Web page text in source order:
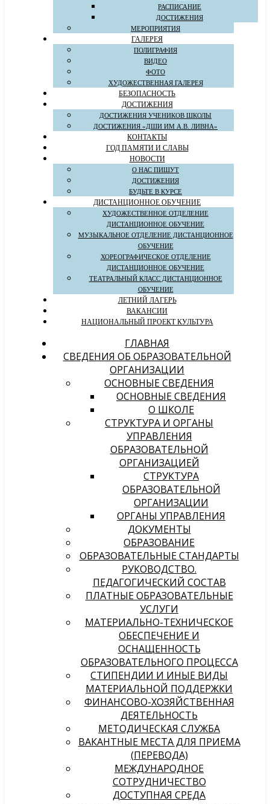
РАСПИСАНИЕ
ДОСТИЖЕНИЯ
МЕРОПРИЯТИЯ
ГАЛЕРЕЯ
ПОЛИГРАФИЯ
ВИДЕО
ФОТО
ХУДОЖЕСТВЕННАЯ ГАЛЕРЕЯ
БЕЗОПАСНОСТЬ
ДОСТИЖЕНИЯ
ДОСТИЖЕНИЯ УЧЕНИКОВ ШКОЛЫ
ДОСТИЖЕНИЯ «ДШИ ИМ А.В. ЛИВНА»
КОНТАКТЫ
ГОД ПАМЯТИ И СЛАВЫ
НОВОСТИ
О НАС ПИШУТ
ДОСТИЖЕНИЯ
БУДЬТЕ В КУРСЕ
ДИСТАНЦИОННОЕ ОБУЧЕНИЕ
ХУДОЖЕСТВЕННОЕ ОТДЕЛЕНИЕ
ДИСТАНЦИОННОЕ ОБУЧЕНИЕ
МУЗЫКАЛЬНОЕ ОТДЕЛЕНИЕ ДИСТАНЦИОННОЕ
ОБУЧЕНИЕ
ХОРЕОГРАФИЧЕСКОЕ ОТДЕЛЕНИЕ
ДИСТАНЦИОННОЕ ОБУЧЕНИЕ
ТЕАТРАЛЬНЫЙ КЛАСС ДИСТАНЦИОННОЕ
ОБУЧЕНИЕ
ЛЕТНИЙ ЛАГЕРЬ
ВАКАНСИИ
НАЦИОНАЛЬНЫЙ ПРОЕКТ КУЛЬТУРА
ГЛАВНАЯ
СВЕДЕНИЯ ОБ ОБРАЗОВАТЕЛЬНОЙ
ОРГАНИЗАЦИИ
ОСНОВНЫЕ СВЕДЕНИЯ
ОСНОВНЫЕ СВЕДЕНИЯ
О ШКОЛЕ
СТРУКТУРА И ОРГАНЫ
УПРАВЛЕНИЯ
ОБРАЗОВАТЕЛЬНОЙ
ОРГАНИЗАЦИЕЙ
СТРУКТУРА
ОБРАЗОВАТЕЛЬНОЙ
ОРГАНИЗАЦИИ
ОРГАНЫ УПРАВЛЕНИЯ
ДОКУМЕНТЫ
ОБРАЗОВАНИЕ
ОБРАЗОВАТЕЛЬНЫЕ СТАНДАРТЫ
РУКОВОДСТВО.
ПЕДАГОГИЧЕСКИЙ СОСТАВ
ПЛАТНЫЕ ОБРАЗОВАТЕЛЬНЫЕ
УСЛУГИ
МАТЕРИАЛЬНО-ТЕХНИЧЕСКОЕ
ОБЕСПЕЧЕНИЕ И
ОСНАЩЕННОСТЬ
ОБРАЗОВАТЕЛЬНОГО ПРОЦЕССА
СТИПЕНДИИ И ИНЫЕ ВИДЫ
МАТЕРИАЛЬНОЙ ПОДДЕРЖКИ
ФИНАНСОВО-ХОЗЯЙСТВЕННАЯ
ДЕЯТЕЛЬНОСТЬ
МЕТОДИЧЕСКАЯ СЛУЖБА
ВАКАНТНЫЕ МЕСТА ДЛЯ ПРИЕМА
(ПЕРЕВОДА)
МЕЖДУНАРОДНОЕ
СОТРУДНИЧЕСТВО
ДОСТУПНАЯ СРЕДА